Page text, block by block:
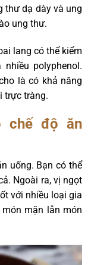
thư dạ dày và ung
ung thư.
lang có thể kiểm
polyphenol.
là có khả năng
trực tràng.
chế độ ăn
uống. Bạn có thể
Ngoài ra, vị ngọt
với nhiều loại gia
mặn lẫn món